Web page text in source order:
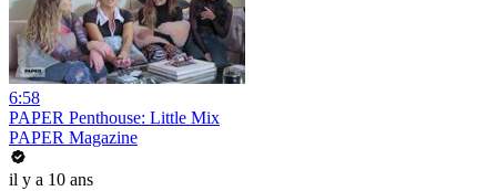
6:58
PAPER Penthouse: Little Mix
PAPER Magazine
il y a 10 ans